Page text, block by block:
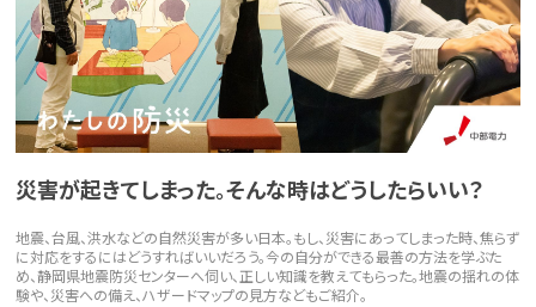
災害が起きてしまった。そんな時はどうしたらいい？
地震、台風、洪水などの自然災害が多い日本。もし、災害にあってしまった時、焦らず
に対応をするにはどうすればいいだろう。今の自分ができる最善の方法を学ぶた
め、静岡県地震防災センターへ伺い、正しい知識を教えてもらった。地震の揺れの体
験や、災害への備え、ハザードマップの見方などもご紹介。